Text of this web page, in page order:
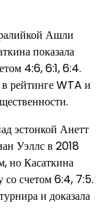
Ашли
показала
4:6, 6:1, 6:4.
в рейтинге WTA и
эстонкой Анетт
Уэллс в 2018
но Касаткина
со счетом 6:4, 7:5.
и доказала